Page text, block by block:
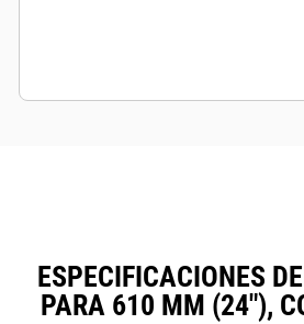
ESPECIFICACIONES
PARA 610 MM (24"),